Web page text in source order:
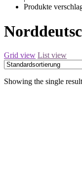
Produkte
Grid view List view
Showing the single result